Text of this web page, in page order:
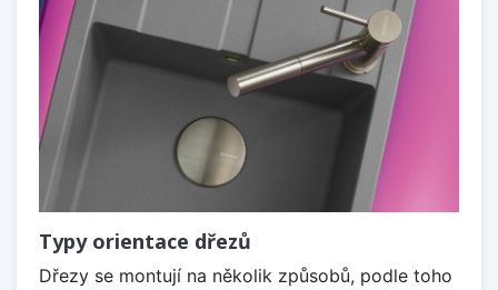
Typy orientace dřezů
Dřezy se montují na několik způsobů, podle toho